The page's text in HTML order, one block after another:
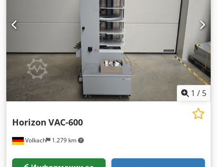
1 / 5
Volkach 1.279 km
Horizon VAC-600